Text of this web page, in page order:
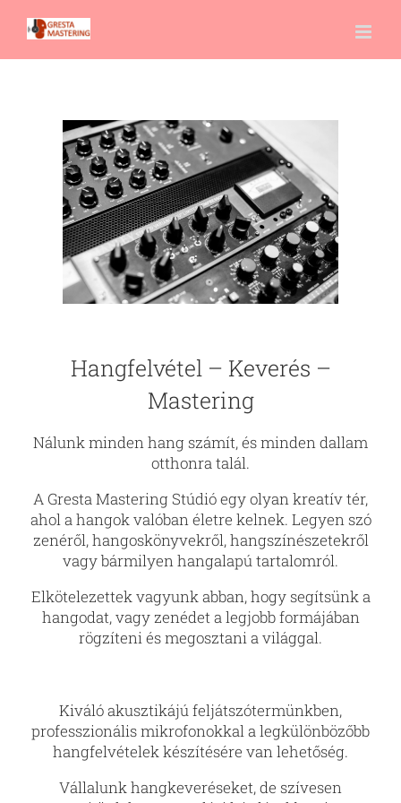
Hangfelvétel – Keverés –
Mastering
Nálunk minden hang számít, és minden dallam
otthonra talál.
A Gresta Mastering Stúdió egy olyan kreatív tér,
ahol a hangok valóban életre kelnek. Legyen szó
zenéről, hangoskönyvekről, hangszínészetekről
vagy bármilyen hangalapú tartalomról.
Elkötelezettek vagyunk abban, hogy segítsünk a
hangodat, vagy zenédet a legjobb formájában
rögzíteni és megosztani a világgal.
Kiváló akusztikájú feljátszótermünkben,
professzionális mikrofonokkal a legkülönbözőbb
hangfelvételek készítésére van lehetőség.
Vállalunk hangkeveréseket, de szívesen